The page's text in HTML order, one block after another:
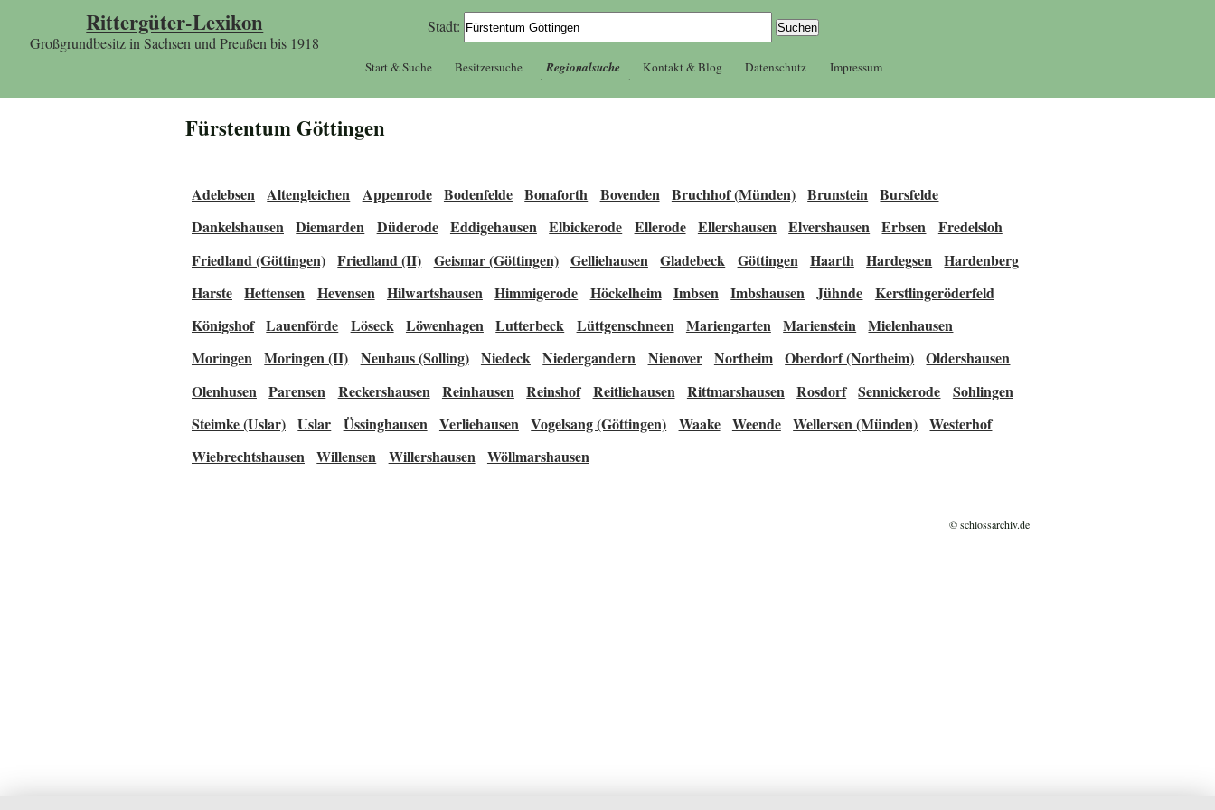
Rittergüter-Lexikon
Großgrundbesitz in Sachsen und Preußen bis 1918
Stadt:
Start & Suche Besitzersuche Regionalsuche Kontakt & Blog Datenschutz Impressum
Fürstentum Göttingen
Adelebsen Altengleichen Appenrode Bodenfelde Bonaforth Bovenden Bruchhof (Münden) Brunstein Bursfelde
Dankelshausen Diemarden Düderode Eddigehausen Elbickerode Ellerode Ellershausen Elvershausen Erbsen
Fredelsloh
Friedland (Göttingen) Friedland (II) Geismar (Göttingen) Gelliehausen Gladebeck Göttingen Haarth Hardegsen
Hardenberg
Harste Hettensen Hevensen Hilwartshausen Himmigerode Höckelheim Imbsen Imbshausen Jühnde
Kerstlingeröderfeld
Königshof Lauenförde Löseck Löwenhagen Lutterbeck Lüttgenschneen Mariengarten Marienstein Mielenhausen
Moringen Moringen (II) Neuhaus (Solling) Niedeck Niedergandern Nienover Northeim Oberdorf (Northeim) Oldershausen
Olenhusen Parensen Reckershausen Reinhausen Reinshof Reitliehausen Rittmarshausen Rosdorf Sennickerode
Sohlingen
Steimke (Uslar) Uslar Üssinghausen Verliehausen Vogelsang (Göttingen) Waake Weende Wellersen (Münden) Westerhof
Wiebrechtshausen Willensen Willershausen Wöllmarshausen
© schlossarchiv.de